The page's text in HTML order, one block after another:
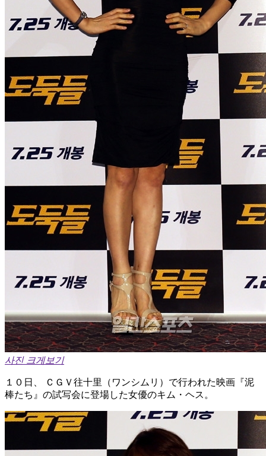
사진 크게보기
１０日、 ＣＧＶ往十里（ワンシムリ）で行われた映画『泥
棒たち』の試写会に登場した女優のキム・ヘス。